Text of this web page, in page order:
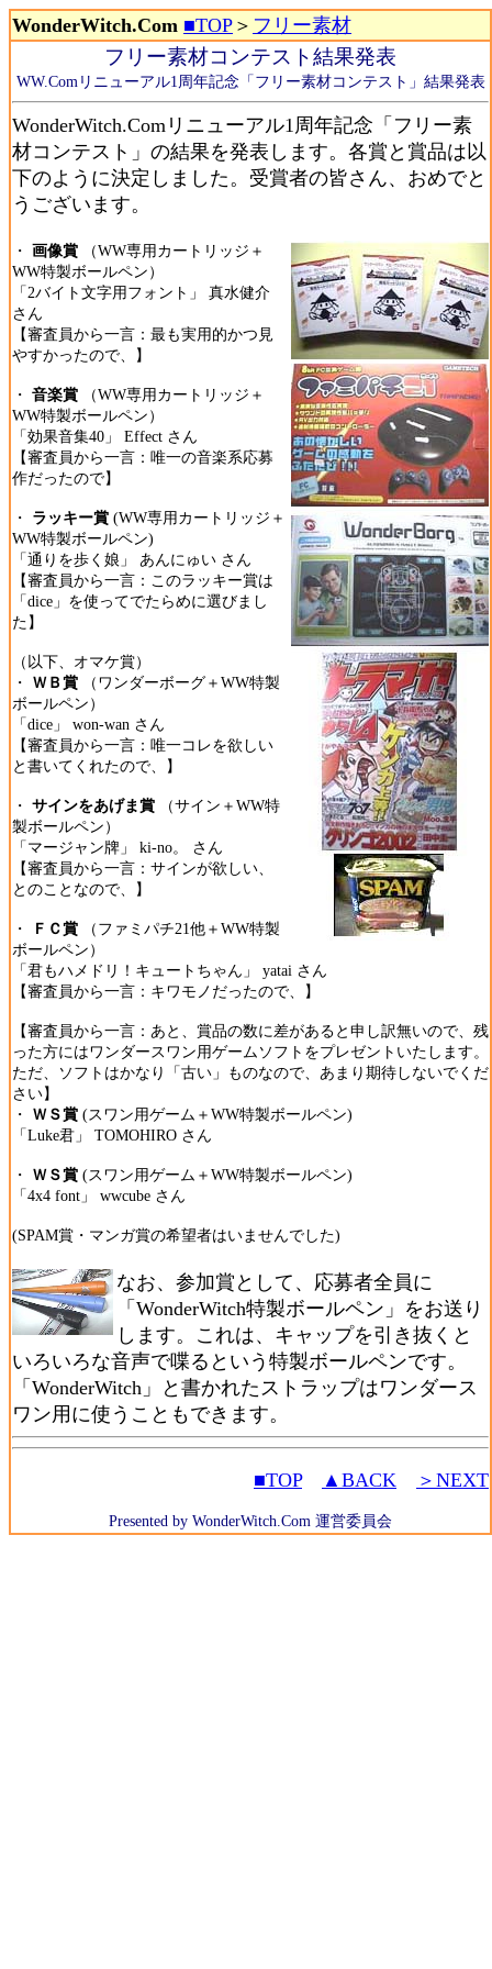
WonderWitch.Com ■TOP ＞ フリー素材
フリー素材コンテスト結果発表
WW.Comリニューアル1周年記念「フリー素材コンテスト」結果発表
WonderWitch.Comリニューアル1周年記念「フリー素
材コンテスト」の結果を発表します。各賞と賞品は以
下のように決定しました。受賞者の皆さん、おめでと
うございます。
・ 画像賞 （WW専用カートリッジ＋
WW特製ボールペン）
「2バイト文字用フォント」 真水健介
さん
【審査員から一言：最も実用的かつ見
やすかったので、】
・ 音楽賞 （WW専用カートリッジ＋
WW特製ボールペン）
「効果音集40」 Effect さん
【審査員から一言：唯一の音楽系応募
作だったので】
・ ラッキー賞 (WW専用カートリッジ＋
WW特製ボールペン)
「通りを歩く娘」 あんにゅい さん
【審査員から一言：このラッキー賞は
「dice」を使ってでたらめに選びまし
た】
（以下、オマケ賞）
・
ＷＢ賞 （ワンダーボーグ＋WW特製
ボールペン）
「dice」 won-wan さん
【審査員から一言：唯一コレを欲しい
と書いてくれたので、】
・ サインをあげま賞 （サイン＋WW特
製ボールペン）
「マージャン牌」 ki-no。 さん
【審査員から一言：サインが欲しい、
とのことなので、】
・ ＦＣ賞 （ファミパチ21他＋WW特製
ボールペン）
「君もハメドリ！キュートちゃん」 yatai さん
【審査員から一言：キワモノだったので、】
【審査員から一言：あと、賞品の数に差があると申し訳無いので、残
った方にはワンダースワン用ゲームソフトをプレゼントいたします。
ただ、ソフトはかなり「古い」ものなので、あまり期待しないでくだ
さい】
・
ＷＳ賞 (スワン用ゲーム＋WW特製ボールペン)
「Luke君」 TOMOHIRO さん
・ ＷＳ賞 (スワン用ゲーム＋WW特製ボールペン)
「4x4 font」 wwcube さん
(SPAM賞・マンガ賞の希望者はいませんでした)
なお、参加賞として、応募者全員に
「WonderWitch特製ボールペン」をお送り
します。これは、キャップを引き抜くと
いろいろな音声で喋るという特製ボールペンです。
「WonderWitch」と書かれたストラップはワンダース
ワン用に使うこともできます。
■TOP ▲BACK ＞NEXT
Presented by WonderWitch.Com 運営委員会